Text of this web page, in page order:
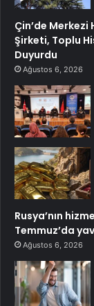
Çin’de
Şirketi, Toplu
Duyurdu
Ağustos 6, 2026
Rusya’nın
Temmuz’da
Ağustos 6, 2026